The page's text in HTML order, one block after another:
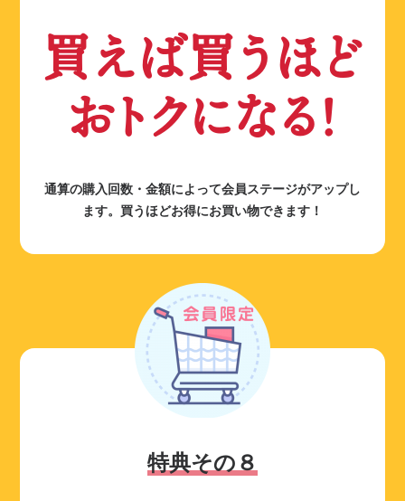
買えば買うほど
おトクになる！
通算の購入回数・金額によって会員ステージがアップし
ます。買うほどお得にお買い物できます！
特典その８